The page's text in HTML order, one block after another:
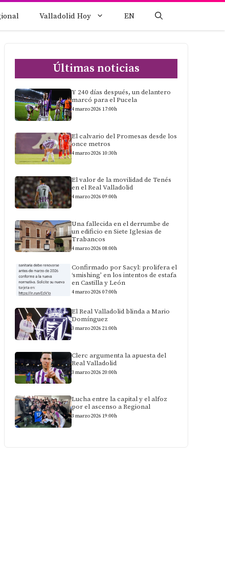
Valladolid Hoy EN
Últimas noticias
Y 240 días después, un delantero
marcó para el Pucela
4 marzo 2026 17:00h
El calvario del Promesas desde los
once metros
4 marzo 2026 10:30h
El valor de la movilidad de Tenés
en el Real Valladolid
4 marzo 2026 09:00h
Una fallecida en el derrumbe de
un edificio en Siete Iglesias de
Trabancos
4 marzo 2026 08:00h
Confirmado por Sacyl: prolifera el
‘smishing’ en los intentos de estafa
en Castilla y León
4 marzo 2026 07:00h
El Real Valladolid blinda a Mario
Domínguez
3 marzo 2026 21:00h
Clerc argumenta la apuesta del
Real Valladolid
3 marzo 2026 20:00h
Lucha entre la capital y el alfoz
por el ascenso a Regional
3 marzo 2026 19:00h